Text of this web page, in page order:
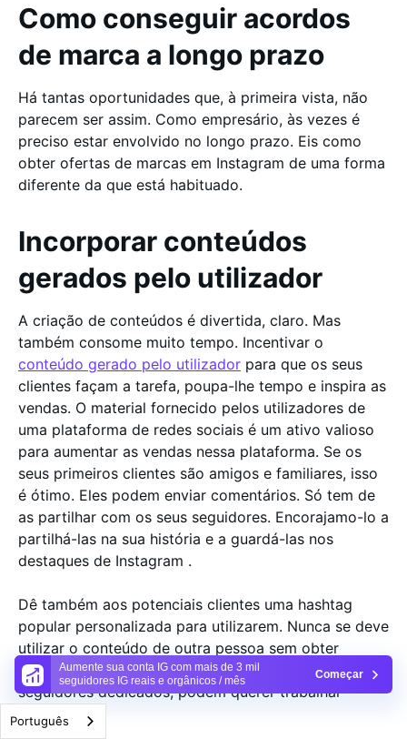
Aumente sua conta IG com mais de 3 mil
seguidores IG reais e orgânicos / mês
Começar
Como conseguir acordos
de marca a longo prazo
Há tantas oportunidades que, à primeira vista, não
parecem ser assim. Como empresário, às vezes é
preciso estar envolvido no longo prazo. Eis como
obter ofertas de marcas em Instagram de uma forma
diferente da que está habituado.
Incorporar conteúdos
gerados pelo utilizador
A criação de conteúdos é divertida, claro. Mas
também consome muito tempo. Incentivar o
conteúdo gerado pelo utilizador para que os seus
clientes façam a tarefa, poupa-lhe tempo e inspira as
vendas. O material fornecido pelos utilizadores de
uma plataforma de redes sociais é um ativo valioso
para aumentar as vendas nessa plataforma. Se os
seus primeiros clientes são amigos e familiares, isso
é ótimo. Eles podem enviar comentários. Só tem de
as partilhar com os seus seguidores. Encorajamo-lo a
partilhá-las na sua história e a guardá-las nos
destaques de Instagram .
Dê também aos potenciais clientes uma hashtag
popular personalizada para utilizarem. Nunca se deve
utilizar o conteúdo de outra pessoa sem obter
permissão. Quando as marcas virem que tem
seguidores dedicados, podem querer trabalhar
consigo.
Português